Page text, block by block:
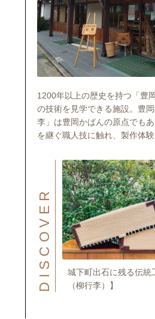
1200年以上の歴史を持つ「豊
の技術を見学できる施設。豊
李」は豊岡かばんの原点でも
を継ぐ職人技に触れ、製作体験
DISCOVER
城下町出石に残る伝統
（柳行李）】